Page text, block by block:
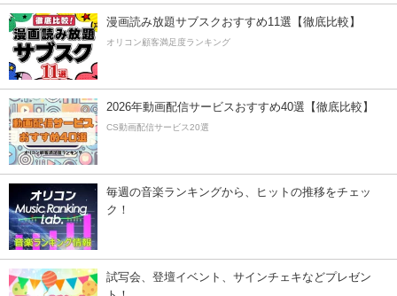
漫画読み放題サブスクおすすめ11選【徹底比較】
オリコン顧客満足度ランキング
2026年動画配信サービスおすすめ40選【徹底比較】
CS動画配信サービス20選
毎週の音楽ランキングから、ヒットの推移をチェッ
ク！
試写会、登壇イベント、サインチェキなどプレゼン